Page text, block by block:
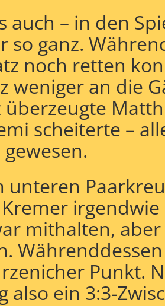
auch – in den
so ganz.
noch retten
weniger an die
überzeugte
scheiterte –
unteren
mithalten,
Punkt.
also ein 3:3-